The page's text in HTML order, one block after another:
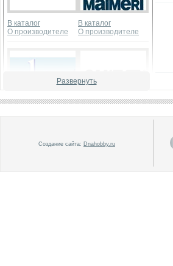
В каталог
О производителе
В каталог
О производителе
Развернуть
Создание сайта: Dnahobby.ru